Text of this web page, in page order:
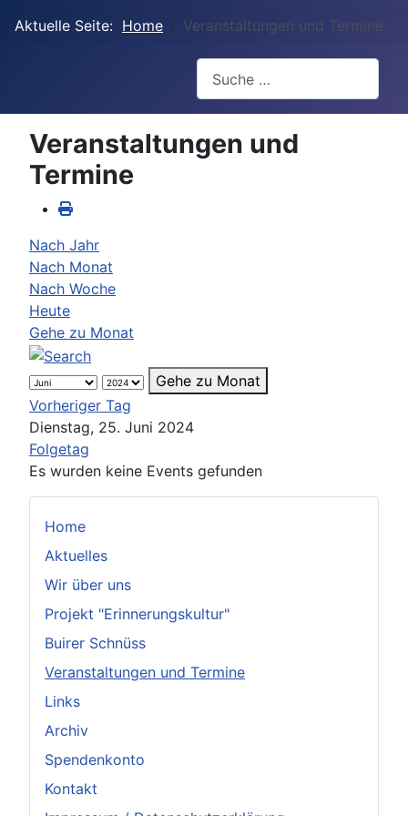
Aktuelle Seite: Home Veranstaltungen und Termine
Home
Aktuelles
Wir über uns
Projekt "Erinnerungskultur"
Buirer Schnüss
Veranstaltungen und Termine
Links
Archiv
Spendenkonto
Kontakt
Veranstaltungen und
Termine
Nach Jahr
Nach Monat
Nach Woche
Heute
Gehe zu Monat
Gehe zu Monat
Vorheriger Tag
Dienstag, 25. Juni 2024
Folgetag
Es wurden keine Events gefunden